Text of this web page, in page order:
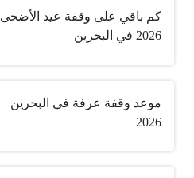
كم باقي على وقفة عيد الأضحى
2026 في البحرين
موعد وقفة عرفة في البحرين
2026